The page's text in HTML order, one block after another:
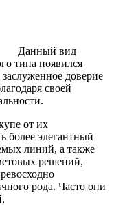
Данный вид
типа появился
заслуженное доверие
своей
от их
более элегантный
линий, а также
решений,
рода. Часто они